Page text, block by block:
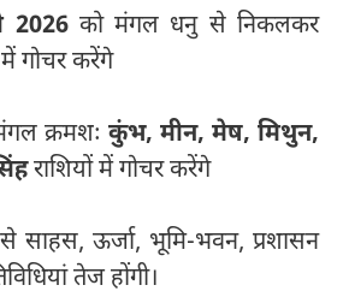
2026को मंगल धनु से निकलकर
गोचर करेंगे
क्रमशः कुंभ, मीन, मेष, मिथुन,
राशियों में गोचर करेंगे
साहस, ऊर्जा, भूमि-भवन, प्रशासन
तेज होंगी।